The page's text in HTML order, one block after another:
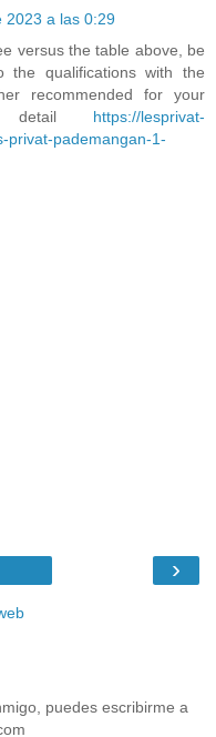
2023 a las 0:29
versus the table above, be
the qualifications with the
recommended for your
detail https://lesprivat-
privat-pademangan-1-
›
puedes escribirme a